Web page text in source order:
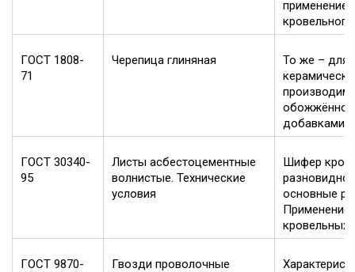
применение
ГОСТ 1808-
71
Черепица глиняная
То же – для
добавками.
ГОСТ 30340-
95
Листы асбестоцементные
волнистые. Технические
условия
Шифер
основные
кровельных
ГОСТ 9870-
Гвозди проволочные